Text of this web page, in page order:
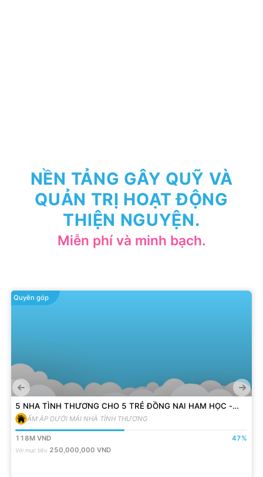
NỀN TẢNG GÂY QUỸ VÀ
QUẢN TRỊ HOẠT ĐỘNG
THIỆN NGUYỆN.
Miễn phí và minh bạch.
Quyên góp
5 NHA TÌNH THƯƠNG CHO 5 TRẺ ĐỒNG NAI HAM HỌC -
VƯỢT KHÓ
ẤM ÁP DƯỚI MÁI NHÀ TÌNH THƯƠNG
118M VND 47%
Với mục tiêu 250,000,000 VND